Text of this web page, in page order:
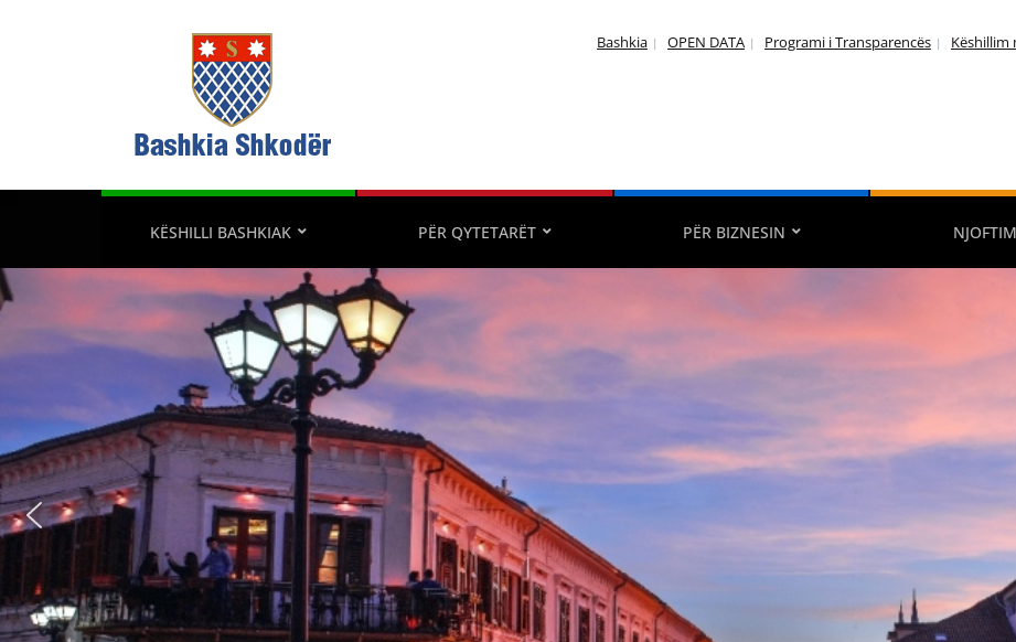
Bashkia OPEN DATA Programi i Transparencës Këshillim
KËSHILLI BASHKIAK PËR QYTETARËT PËR BIZNESIN